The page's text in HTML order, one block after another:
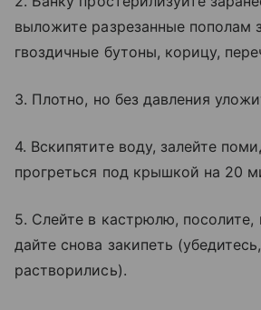
выложите разрезанные пополам
гвоздичные бутоны, корицу,
3. Плотно, но без давления
4. Вскипятите воду, залейте
прогреться под крышкой на 20
5. Слейте в кастрюлю, посолите,
дайте снова закипеть
растворились).